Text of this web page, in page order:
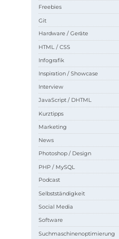
Freebies
Git
Hardware / Geräte
HTML / CSS
Infografik
Inspiration / Showcase
Interview
JavaScript / DHTML
Kurztipps
Marketing
News
Photoshop / Design
PHP / MySQL
Podcast
Selbstständigkeit
Social Media
Software
Suchmaschinenoptimierung